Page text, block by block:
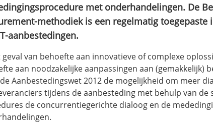
met onderhandelingen. De
methodiek is een regelmatig toegepaste
aanbestedingen.
geval van behoefte aan innovatieve of complexe
aan noodzakelijke aanpassingen aan (gemakkelijk)
Aanbestedingswet 2012 de mogelijkheid om meer
tijdens de aanbesteding met behulp van de
de concurrentiegerichte dialoog en de